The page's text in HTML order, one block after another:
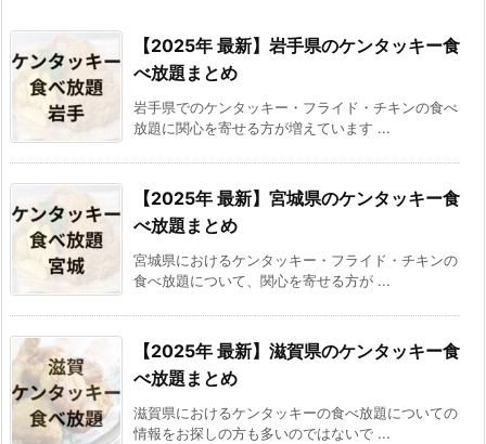
【2025年 最新】岩手県のケンタッキー食
べ放題まとめ
岩手県でのケンタッキー・フライド・チキンの食べ
放題に関心を寄せる方が増えています ...
【2025年 最新】宮城県のケンタッキー食
べ放題まとめ
宮城県におけるケンタッキー・フライド・チキンの
食べ放題について、関心を寄せる方が ...
【2025年 最新】滋賀県のケンタッキー食
べ放題まとめ
滋賀県におけるケンタッキーの食べ放題についての
情報をお探しの方も多いのではないで ...